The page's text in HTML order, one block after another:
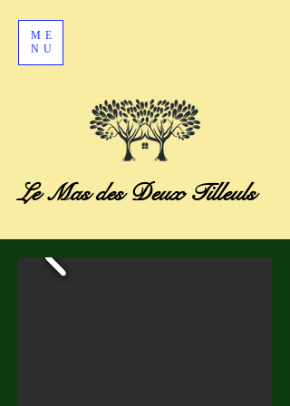
Le Mas des Deux Tilleuls
ME
NU